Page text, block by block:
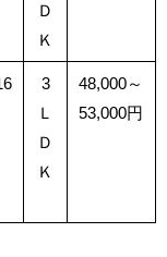
Ｄ
Ｋ
3
Ｌ
Ｄ
Ｋ
48,000～
53,000円